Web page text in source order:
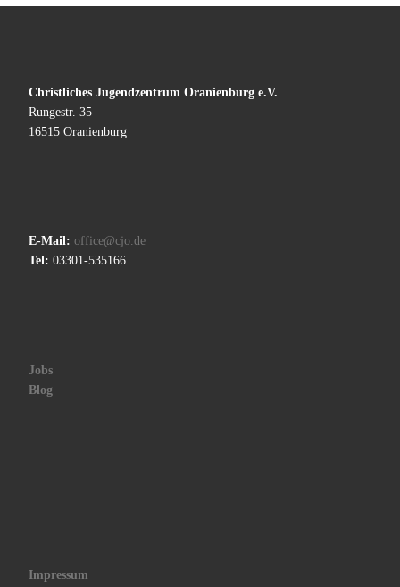
Christliches Jugendzentrum Oranienburg e.V.
Rungestr. 35
16515 Oranienburg
E-Mail: office@cjo.de
Tel: 03301-535166
Jobs
Blog
Impressum